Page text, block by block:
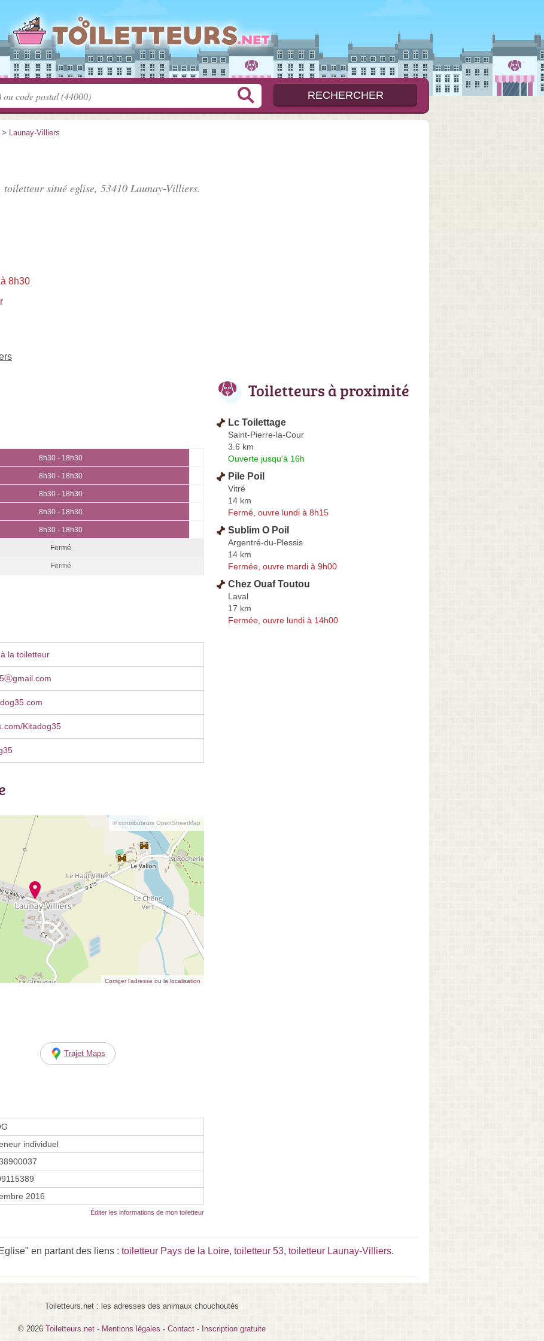
> Launay-Villiers
toiletteur situé eglise, 53410 Launay-Villiers.
8h30
8h30 - 18h30
8h30 - 18h30
8h30 - 18h30
8h30 - 18h30
8h30 - 18h30
Fermé
Fermé
la toiletteur
Kitadog35
© contributeurs OpenStreetMap
Corriger l’adresse ou la localisation
Trajet Maps
individuel
2016
Éditer les informations de mon toiletteur
Toiletteurs à proximité
Lc Toilettage
Saint-Pierre-la-Cour
3.6 km
Ouverte jusqu'à 16h
Pile Poil
Vitré
14 km
Fermé, ouvre lundi à 8h15
Sublim O Poil
Argentré-du-Plessis
14 km
Fermée, ouvre mardi à 9h00
Chez Ouaf Toutou
Laval
17 km
Fermée, ouvre lundi à 14h00
en partant des liens : toiletteur Pays de la Loire, toiletteur 53, toiletteur Launay-Villiers.
Toiletteurs.net : les adresses des animaux chouchoutés
© 2026 Toiletteurs.net - Mentions légales - Contact - Inscription gratuite